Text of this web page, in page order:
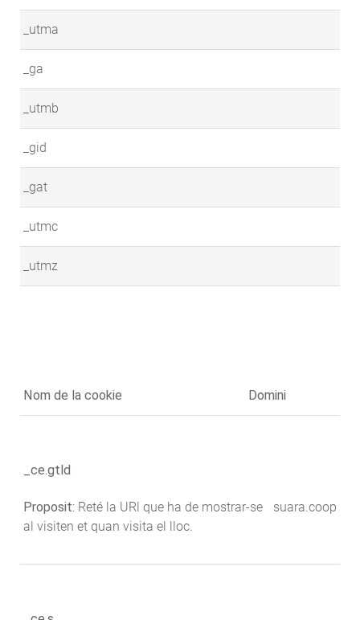
_utma
_ga
_utmb
_gid
_gat
_utmc
_utmz
Nom de la cookie Domini
_ce.gtld
Proposit: Reté la URl que ha de mostrar-se
al visiten et quan visita el lloc.
suara.coop